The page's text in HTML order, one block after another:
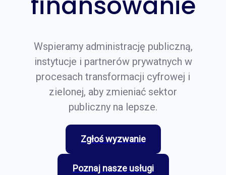
Wspieramy administrację publiczną,
instytucje i partnerów prywatnych w
procesach transformacji cyfrowej i
zielonej, aby zmieniać sektor
publiczny na lepsze.
Zgłoś wyzwanie
Poznaj nasze usługi